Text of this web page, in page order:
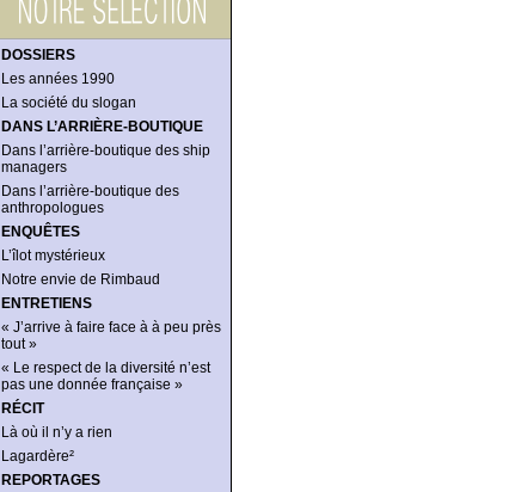
DOSSIERS
Les années 1990
La société du slogan
DANS L’ARRIÈRE-BOUTIQUE
Dans l’arrière-boutique des ship
managers
Dans l’arrière-boutique des
anthropologues
ENQUÊTES
L’îlot mystérieux
Notre envie de Rimbaud
ENTRETIENS
« J’arrive à faire face à à peu près
tout »
« Le respect de la diversité n’est
pas une donnée française »
RÉCIT
Là où il n’y a rien
Lagardère²
REPORTAGES